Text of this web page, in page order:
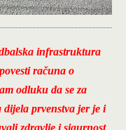
infrastruktura
računa o
odluku da se za
dijela prvenstva jer je i